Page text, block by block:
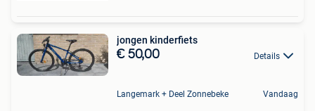
jongen kinderfiets
€ 50,00 Details
Langemark + Deel Zonnebeke Vandaag